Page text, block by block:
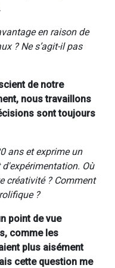
en raison de
? Ne s’agit-il pas
de notre
nous travaillons
sont toujours
ans et exprime un
Où
créativité ? Comment
?
point de vue
comme les
plus aisément
cette question me